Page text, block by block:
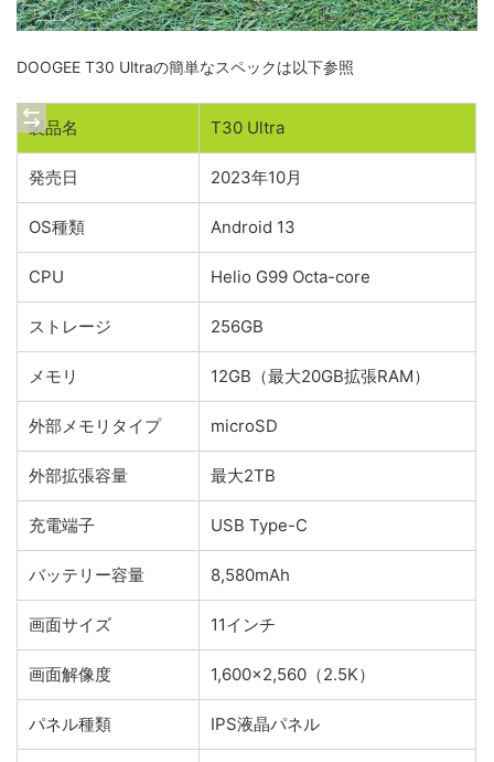
DOOGEE T30 Ultraの簡単なスペックは以下参照
製品名 T30 Ultra
発売日 2023年10月
OS種類 Android 13
CPU Helio G99 Octa-core
ストレージ 256GB
メモリ 12GB（最大20GB拡張RAM）
外部メモリタイプ microSD
外部拡張容量 最大2TB
充電端子 USB Type-C
バッテリー容量 8,580mAh
画面サイズ 11インチ
画面解像度 1,600×2,560（2.5K）
パネル種類 IPS液晶パネル